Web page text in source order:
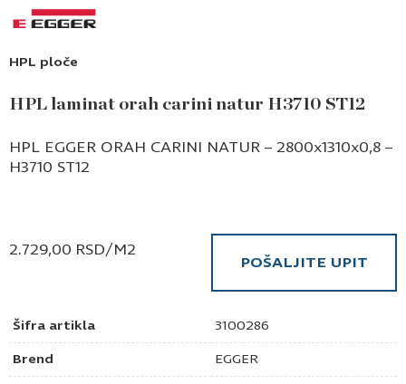
HPL ploče
HPL laminat orah carini natur H3710 ST12
Šifra artikla 3100286
Brend EGGER
HPL EGGER ORAH CARINI NATUR – 2800x1310x0,8 –
H3710 ST12
2.729,00 RSD/M2
POŠALJITE UPIT